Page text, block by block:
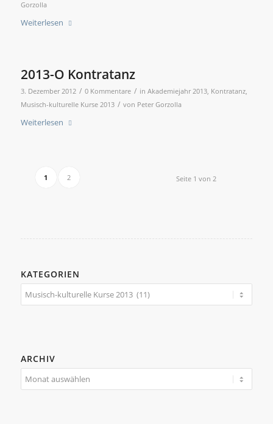
Gorzolla
Weiterlesen
2013-O Kontratanz
3. Dezember 2012 / 0 Kommentare / in Akademiejahr 2013, Kontratanz,
Musisch-kulturelle Kurse 2013 / von Peter Gorzolla
Weiterlesen
Seite 1 von 2
1 2
KATEGORIEN
Kategorien
ARCHIV